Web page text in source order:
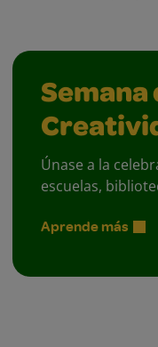
Semana
Únase a la
escuelas,
Aprende más